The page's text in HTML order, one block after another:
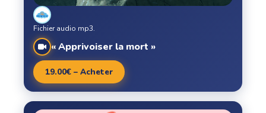
« Apprivoiser la mort »
Fichier audio mp3.
19.00€ – Acheter